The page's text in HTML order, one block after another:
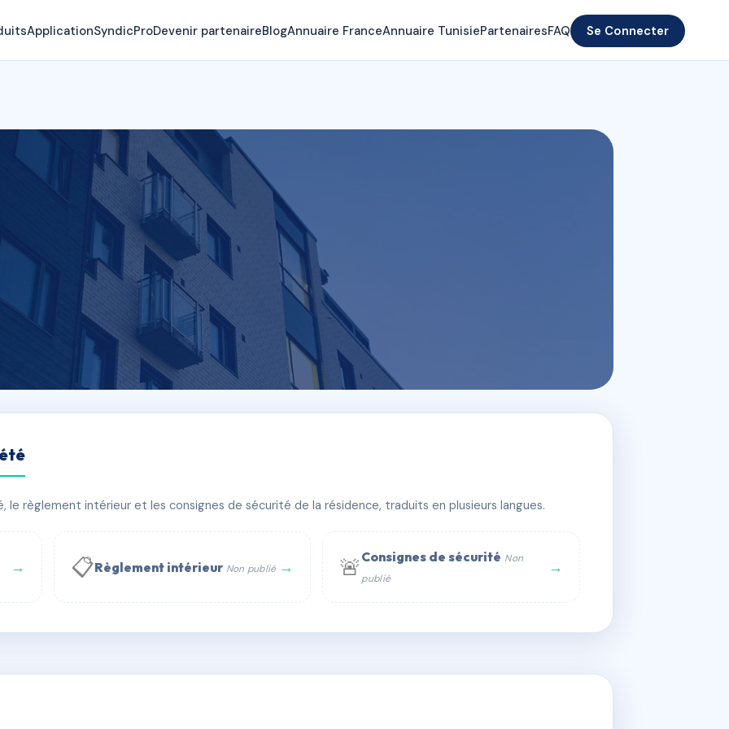
ApplicationSyndicProDevenir partenaireBlogAnnuaire FranceAnnuaire TunisiePartenairesFAQ Se Connecter
WhatsApp
règlement intérieur et les consignes de sécurité de la résidence, traduits en plusieurs langues.
→ 📋Règlement intérieur Non publié → 🚨 Consignes de sécurité Non
publié
→
AD5521257 🇫🇷